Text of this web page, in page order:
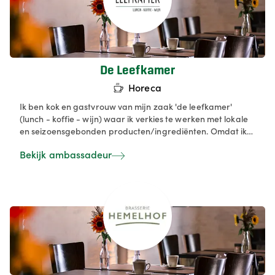
ervaring voor al jouw gasten. Friet en snacks op locatie met
een mobiel frietkot van Snack on site in heel België!
Onbeperkt verse friet op locatie. We werken met lokale
partijen en bakkers.
De Leefkamer
Horeca
Ik ben kok en gastvrouw van mijn zaak 'de leefkamer'
(lunch - koffie - wijn) waar ik verkies te werken met lokale
en seizoensgebonden producten/ingrediënten. Omdat ik
(klimaat)impact van korte-keten-producten. Ik zoek dan
Bekijk ambassadeur